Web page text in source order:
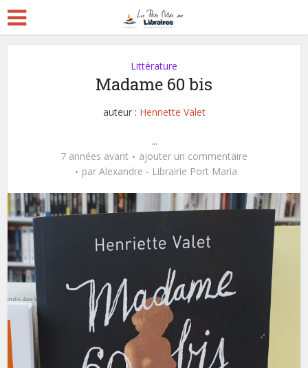
Littérature
Madame 60 bis
auteur : Henriette Valet
...
7 années avant
ajouter un commentaire
par Alexandre - Librairie Port Maria